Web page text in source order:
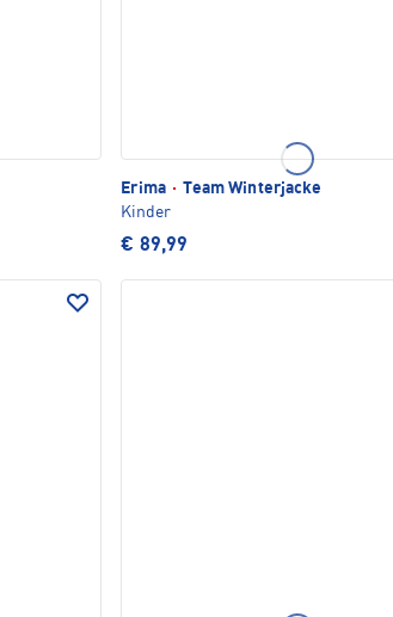
Erima · Team Winterjacke
Kinder
€ 89,99